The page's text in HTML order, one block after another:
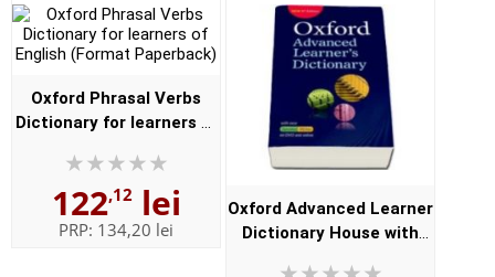
Oxford Phrasal Verbs
Dictionary for learners of
Paperback)
122,12lei
PRP: 134,20 lei
Oxford Advanced Learner
Dictionary House with